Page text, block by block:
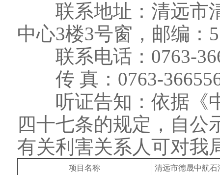
联系地址：清远市清
中心3楼3号窗，邮编：
联系电话：0763-
传 真：0763-
听证告知：依据《中
四十七条的规定，自公
有关利害关系人可对我
项目名称 清远市德晟中航